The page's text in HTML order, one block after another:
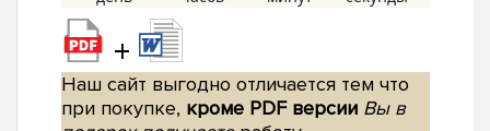
+
Наш сайт выгодно отличается тем что
при покупке, кроме PDF версии Вы в